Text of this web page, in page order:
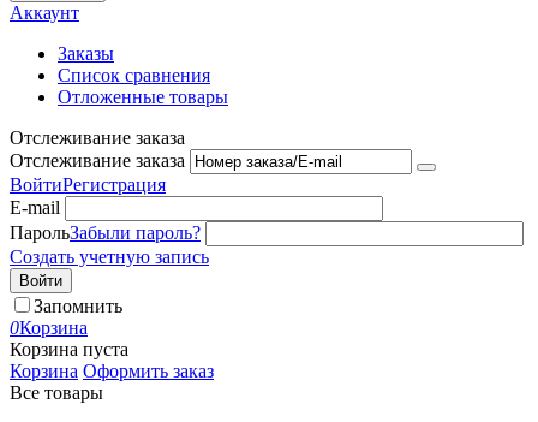
Аккаунт
Заказы
Список сравнения
Отложенные товары
Отслеживание заказа
Отслеживание заказа
ВойтиРегистрация
E-mail
ПарольЗабыли пароль?
Создать учетную запись
Войти
Запомнить
0Корзина
Корзина пуста
Корзина Оформить заказ
Все товары